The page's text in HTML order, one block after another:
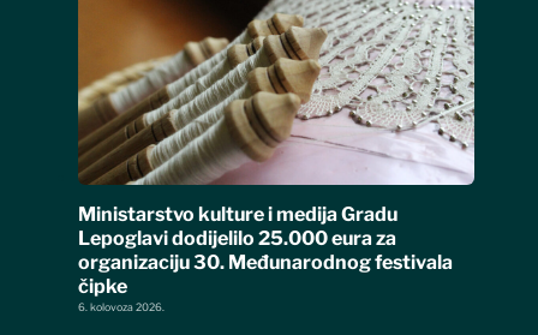
Ministarstvo kulture i medija Gradu
Lepoglavi dodijelilo 25.000 eura za
organizaciju 30. Međunarodnog festivala
čipke
6. kolovoza 2026.